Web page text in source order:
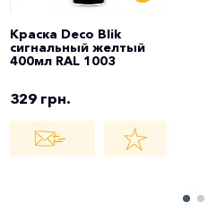
Краска Deco Blik
сигнальный желтый
400мл RAL 1003
329 грн.